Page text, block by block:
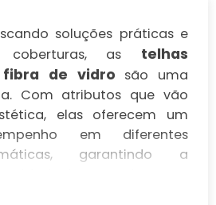
soluções práticas e
coberturas, as telhas
fibra de vidro são uma
Com atributos que vão
elas oferecem um
em diferentes
garantindo a
do seu projeto. Este
resistente é ideal para